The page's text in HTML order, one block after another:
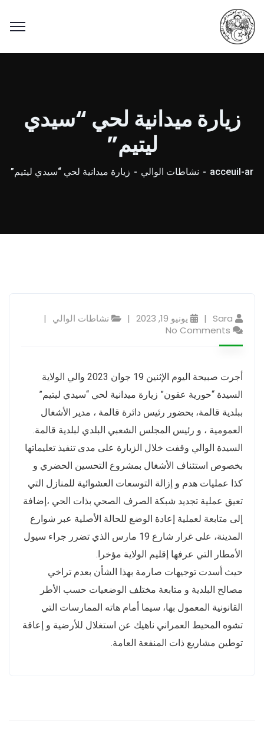
زيارة ميدانية لحي “سيدي
ليتيم”
acceuil-ar نشاطات الوالي زيارة ميدانية لحي “سيدي ليتيم”
Sara يونيو 19, 2023
نشاطات الوالي
No Comments
أجرت صبيحة اليوم الإثنين 19 جوان 2023 والي الولاية
السيدة “حورية عقون” زيارة ميدانية لحي “سيدي ليتيم”
ببلدية قالمة، بحضور رئيس دائرة قالمة ، مدير الأشغال
العمومية ، و رئيس المجلس الشعبي البلدي لبلدية قالمة.
السيدة الوالي وقفت خلال الزيارة على مدى تنفيذ تعليماتها
بخصوص استئناف الأشغال بمشروع التحسين الحضري و
كذا عمليات هدم و إزالة التوسعات العشوائية للمنازل التي
تعيق عملية تجديد شبكة الصرف الصحي بذات الحي ،إضافة
إلى متابعة لعملية إعادة الوضع للحالة الأصلية عبر شوارع
المدينة، على غرار شارع 19 مارس الذي تضرر جراء سيول
الأمطار التي عرفها إقليم الولاية مؤخرا.
حيث أسدت توجيهات صارمة بهذا الشأن بعدم تراخي
مصالح البلدية و متابعة مختلف الوضعيات حسب الأطر
القانونية المعمول بها، سيما أمام هاته الممارسات التي
تشوه المحيط العمراني ناهيك عن استغلال للأرضية و إعاقة
توطين مشاريع ذات المنفعة العامة.